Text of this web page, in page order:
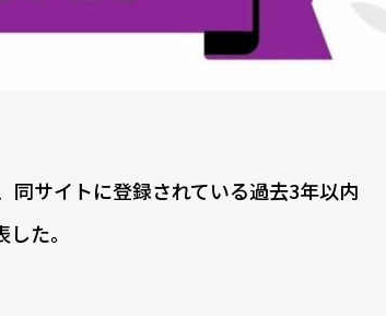
サイトに登録されている過去3年以内
た。